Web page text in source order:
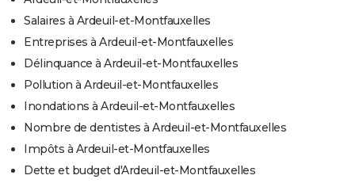
Salaires à Ardeuil-et-Montfauxelles
Entreprises à Ardeuil-et-Montfauxelles
Délinquance à Ardeuil-et-Montfauxelles
Pollution à Ardeuil-et-Montfauxelles
Inondations à Ardeuil-et-Montfauxelles
Nombre de dentistes à Ardeuil-et-Montfauxelles
Impôts à Ardeuil-et-Montfauxelles
Dette et budget d'Ardeuil-et-Montfauxelles